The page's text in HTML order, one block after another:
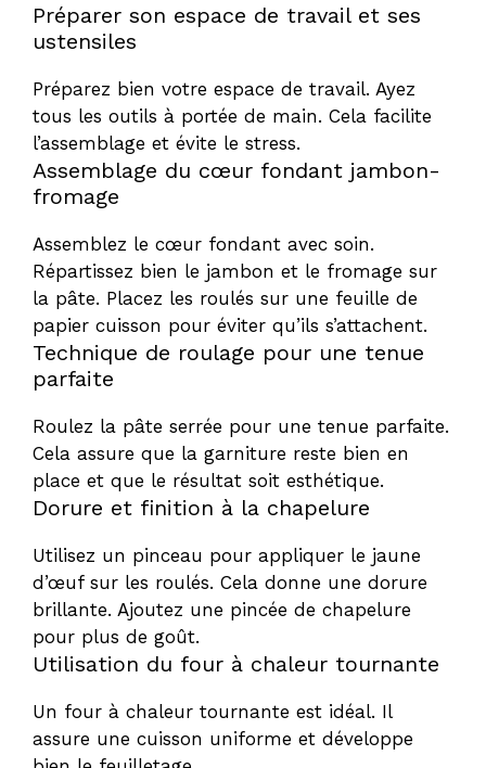
Préparer son espace de travail et ses
ustensiles
Préparez bien votre espace de travail. Ayez
tous les outils à portée de main. Cela facilite
l’assemblage et évite le stress.
Assemblage du cœur fondant jambon-
fromage
Assemblez le cœur fondant avec soin.
Répartissez bien le jambon et le fromage sur
la pâte. Placez les roulés sur une feuille de
papier cuisson pour éviter qu’ils s’attachent.
Technique de roulage pour une tenue
parfaite
Roulez la pâte serrée pour une tenue parfaite.
Cela assure que la garniture reste bien en
place et que le résultat soit esthétique.
Dorure et finition à la chapelure
Utilisez un pinceau pour appliquer le jaune
d’œuf sur les roulés. Cela donne une dorure
brillante. Ajoutez une pincée de chapelure
pour plus de goût.
Utilisation du four à chaleur tournante
Un four à chaleur tournante est idéal. Il
assure une cuisson uniforme et développe